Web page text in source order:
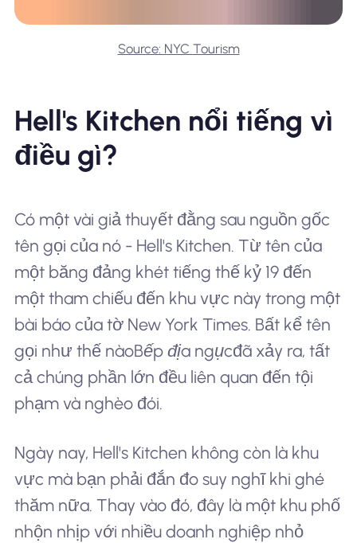
Source: NYC Tourism
Hell's Kitchen nổi tiếng vì
điều gì?
Có một vài giả thuyết đằng sau nguồn gốc
tên gọi của nó - Hell's Kitchen. Từ tên của
một băng đảng khét tiếng thế kỷ 19 đến
một tham chiếu đến khu vực này trong một
bài báo của tờ New York Times. Bất kể tên
gọi như thế nàoBếp địa ngụcđã xảy ra, tất
cả chúng phần lớn đều liên quan đến tội
phạm và nghèo đói.
Ngày nay, Hell's Kitchen không còn là khu
vực mà bạn phải đắn đo suy nghĩ khi ghé
thăm nữa. Thay vào đó, đây là một khu phố
nhộn nhịp với nhiều doanh nghiệp nhỏ